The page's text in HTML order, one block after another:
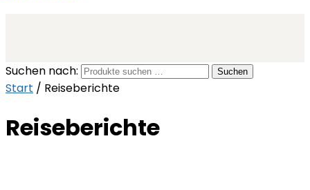
Suchen nach: Suchen
Start / Reiseberichte
Reiseberichte